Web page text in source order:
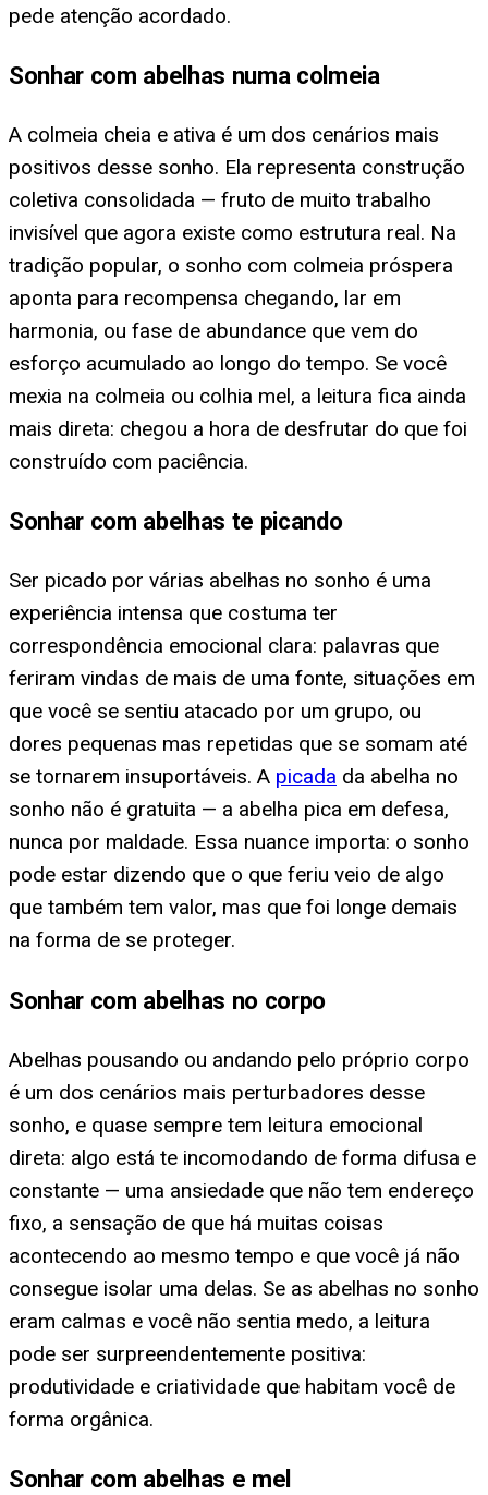
pede atenção acordado.
Sonhar com abelhas numa colmeia
A colmeia cheia e ativa é um dos cenários mais
positivos desse sonho. Ela representa construção
coletiva consolidada — fruto de muito trabalho
invisível que agora existe como estrutura real. Na
tradição popular, o sonho com colmeia próspera
aponta para recompensa chegando, lar em
harmonia, ou fase de abundance que vem do
esforço acumulado ao longo do tempo. Se você
mexia na colmeia ou colhia mel, a leitura fica ainda
mais direta: chegou a hora de desfrutar do que foi
construído com paciência.
Sonhar com abelhas te picando
Ser picado por várias abelhas no sonho é uma
experiência intensa que costuma ter
correspondência emocional clara: palavras que
feriram vindas de mais de uma fonte, situações em
que você se sentiu atacado por um grupo, ou
dores pequenas mas repetidas que se somam até
se tornarem insuportáveis. A picada da abelha no
sonho não é gratuita — a abelha pica em defesa,
nunca por maldade. Essa nuance importa: o sonho
pode estar dizendo que o que feriu veio de algo
que também tem valor, mas que foi longe demais
na forma de se proteger.
Sonhar com abelhas no corpo
Abelhas pousando ou andando pelo próprio corpo
é um dos cenários mais perturbadores desse
sonho, e quase sempre tem leitura emocional
direta: algo está te incomodando de forma difusa e
constante — uma ansiedade que não tem endereço
fixo, a sensação de que há muitas coisas
acontecendo ao mesmo tempo e que você já não
consegue isolar uma delas. Se as abelhas no sonho
eram calmas e você não sentia medo, a leitura
pode ser surpreendentemente positiva:
produtividade e criatividade que habitam você de
forma orgânica.
Sonhar com abelhas e mel